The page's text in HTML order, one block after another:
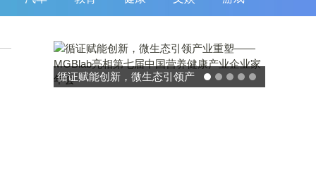
灵敏度超 80% 特异性 99%！